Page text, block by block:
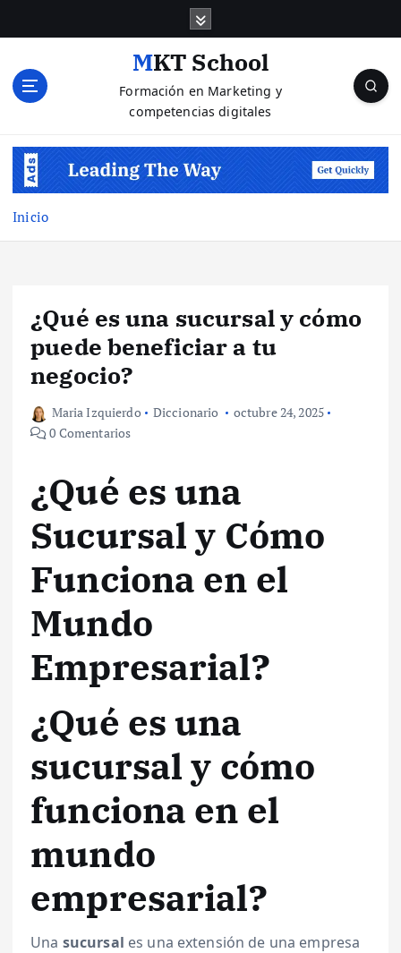
MKT School
Formación en Marketing y
competencias digitales
Inicio
¿Qué es una sucursal y cómo
puede beneficiar a tu
negocio?
Maria Izquierdo Diccionario
octubre 24, 2025
0 Comentarios
¿Qué es una
Sucursal y Cómo
Funciona en el
Mundo
Empresarial?
¿Qué es una
sucursal y cómo
funciona en el
mundo
empresarial?
Una sucursal es una extensión de una empresa